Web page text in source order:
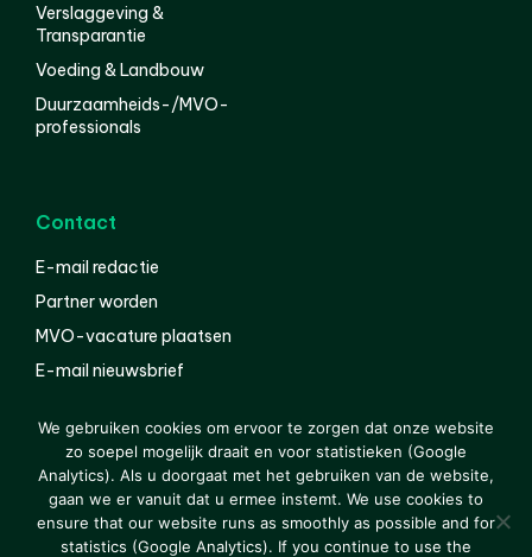
Verslaggeving &
Transparantie
Voeding & Landbouw
Duurzaamheids-/MVO-
professionals
Contact
E-mail redactie
Partner worden
MVO-vacature plaatsen
E-mail nieuwsbrief
© 2000-2026 Van der Molen EIS Colofon
Disclaimer
Privacy
We gebruiken cookies om ervoor te zorgen dat onze website
zo soepel mogelijk draait en voor statistieken (Google
Analytics). Als u doorgaat met het gebruiken van de website,
gaan we er vanuit dat u ermee instemt. We use cookies to
ensure that our website runs as smoothly as possible and for
statistics (Google Analytics). If you continue to use the